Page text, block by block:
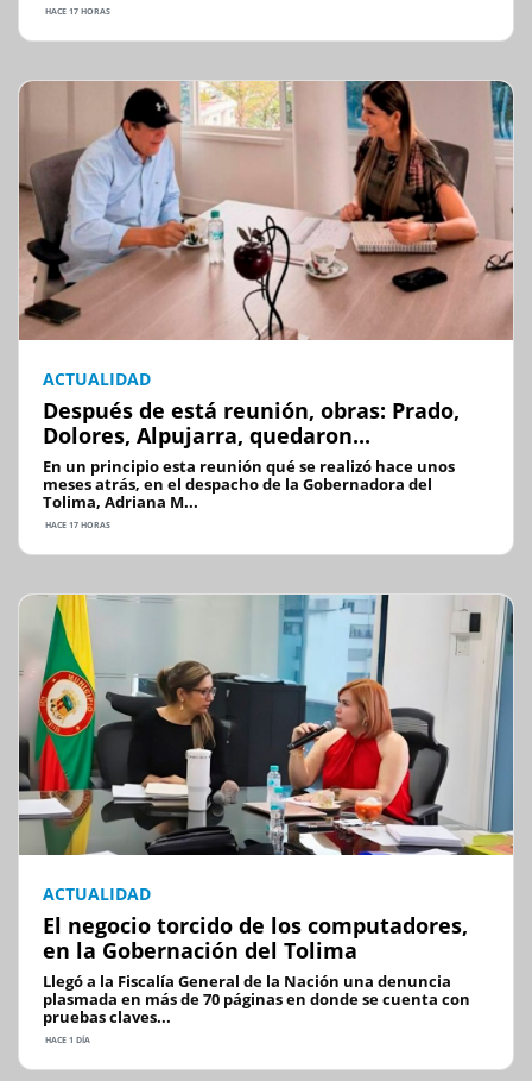
HACE 17 HORAS
ACTUALIDAD
Después de está reunión, obras: Prado,
Dolores, Alpujarra, quedaron...
En un principio esta reunión qué se realizó hace unos
meses atrás, en el despacho de la Gobernadora del
Tolima, Adriana M...
HACE 17 HORAS
ACTUALIDAD
El negocio torcido de los computadores,
en la Gobernación del Tolima
Llegó a la Fiscalía General de la Nación una denuncia
plasmada en más de 70 páginas en donde se cuenta con
pruebas claves...
HACE 1 DÍA